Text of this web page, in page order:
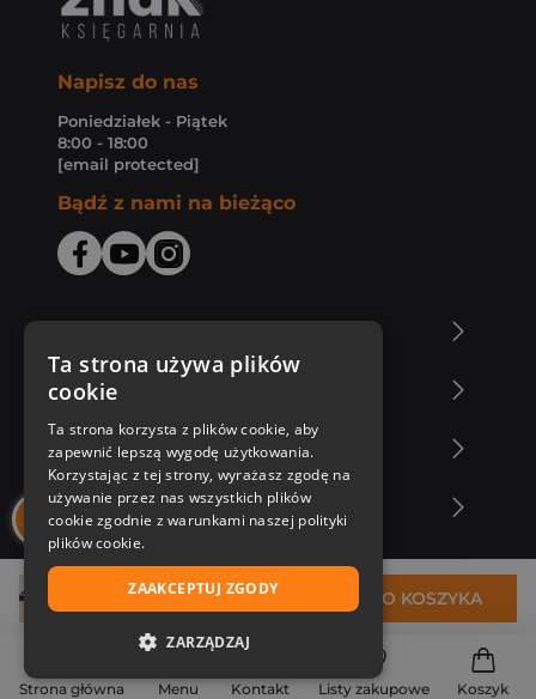
Strona główna Menu Kontakt Listy zakupowe Koszyk
34,98 zł DO KOSZYKA
Napisz do nas
Poniedziałek - Piątek
8:00 - 18:00
[email protected]
Bądź z nami na bieżąco
Zakupy u nas
Nasza oferta
Nasi autorzy
Ta strona używa plików
cookie
Ta strona korzysta z plików cookie, aby
zapewnić lepszą wygodę użytkowania.
Korzystając z tej strony, wyrażasz zgodę na
używanie przez nas wszystkich plików
cookie zgodnie z warunkami naszej polityki
plików cookie.
ZAAKCEPTUJ ZGODY
ZARZĄDZAJ
NIEZBĘDNE